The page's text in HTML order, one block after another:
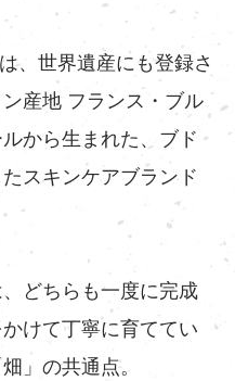
、世界遺産にも登録さ
産地 フランス・ブル
から生まれた、ブド
スキンケアブランド
どちらも一度に完成
けて丁寧に育ててい
」の共通点。